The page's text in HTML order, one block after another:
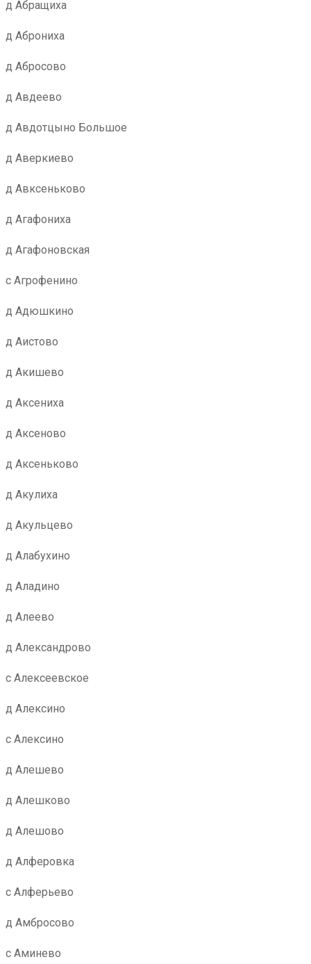
д Абращиха
д Аброниха
д Абросово
д Авдеево
д Авдотцыно Большое
д Аверкиево
д Авксеньково
д Агафониха
д Агафоновская
с Агрофенино
д Адюшкино
д Аистово
д Акишево
д Аксениха
д Аксеново
д Аксеньково
д Акулиха
д Акульцево
д Алабухино
д Аладино
д Алеево
д Александрово
с Алексеевское
д Алексино
с Алексино
д Алешево
д Алешково
д Алешово
д Алферовка
с Алферьево
д Амбросово
с Аминево